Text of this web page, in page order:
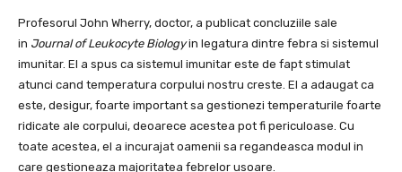
Profesorul John Wherry, doctor, a publicat concluziile sale
in Journal of Leukocyte Biologyin legatura dintre febra si sistemul
imunitar. El a spus ca sistemul imunitar este de fapt stimulat
atunci cand temperatura corpului nostru creste. El a adaugat ca
este, desigur, foarte important sa gestionezi temperaturile foarte
ridicate ale corpului, deoarece acestea pot fi periculoase. Cu
toate acestea, el a incurajat oamenii sa regandeasca modul in
care gestioneaza majoritatea febrelor usoare.